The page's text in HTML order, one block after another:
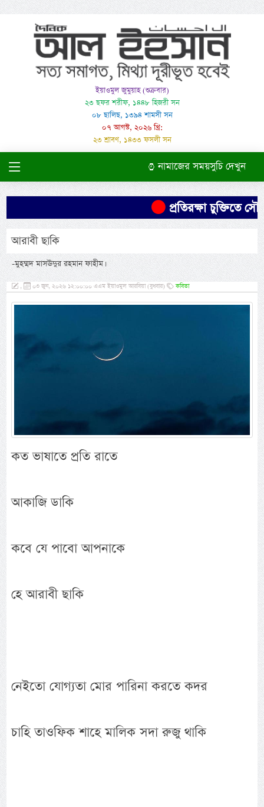
ইয়াওমুল জুমুয়াহ (শুক্রবার)
২৩ ছফর শরীফ, ১৪৪৮ হিজরী সন
০৮ ছালিছ, ১৩৯৪ শামসী সন
০৭ আগস্ট, ২০২৬ খ্রি:
২৩ শ্রাবণ, ১৪৩৩ ফসলী সন
নামাজের সময়সুচি দেখুন
প্রতিরক্ষা চুক্তিতে
আরাবী ছাকি
-মুহম্মদ মাসঊদুর রহমান ফাহীম।
, ০৩ জুন, ২০২৬ ১২:০০:০০ এএম ইয়াওমুল আরবিয়া (বুধবার) কবিতা
কত ভাষাতে প্রতি রাতে
আকাজি ডাকি
কবে যে পাবো আপনাকে
হে আরাবী ছাকি
নেইতো যোগ্যতা মোর পারিনা করতে কদর
চাহি তাওফিক শাহে মালিক সদা রুজু থাকি